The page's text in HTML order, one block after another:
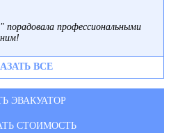
профессиональными
ВСЕ
ЭВАКУАТОР
СТОИМОСТЬ